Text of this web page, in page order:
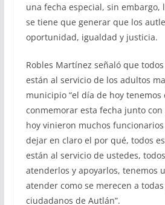
una fecha especial, sin embargo,
se tiene que generar que los
oportunidad, igualdad y justicia.
Robles Martínez señaló que
están al servicio de los adultos
municipio “el día de hoy
conmemorar esta fecha junto
hoy vinieron muchos
dejar en claro el por qué, todos
están al servicio de ustedes,
atenderlos y apoyarlos, tenemos
atender como se merecen a
ciudadanos de Autlán”.